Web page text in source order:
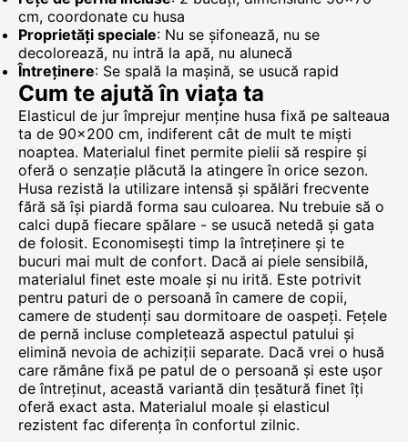
cm, coordonate cu husa
Proprietăți speciale: Nu se șifonează, nu se
decolorează, nu intră la apă, nu alunecă
Întreținere: Se spală la mașină, se usucă rapid
Cum te ajută în viața ta
Elasticul de jur împrejur menține husa fixă pe salteaua
ta de 90x200 cm, indiferent cât de mult te miști
noaptea. Materialul finet permite pielii să respire și
oferă o senzație plăcută la atingere în orice sezon.
Husa rezistă la utilizare intensă și spălări frecvente
fără să își piardă forma sau culoarea. Nu trebuie să o
calci după fiecare spălare - se usucă netedă și gata
de folosit. Economisești timp la întreținere și te
bucuri mai mult de confort. Dacă ai piele sensibilă,
materialul finet este moale și nu irită. Este potrivit
pentru paturi de o persoană în camere de copii,
camere de studenți sau dormitoare de oaspeți. Fețele
de pernă incluse completează aspectul patului și
elimină nevoia de achiziții separate. Dacă vrei o husă
care rămâne fixă pe patul de o persoană și este ușor
de întreținut, această variantă din țesătură finet îți
oferă exact asta. Materialul moale și elasticul
rezistent fac diferența în confortul zilnic.